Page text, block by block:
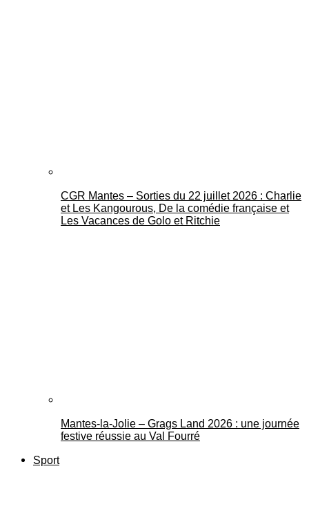
CGR Mantes – Sorties du 22 juillet 2026 : Charlie
et Les Kangourous, De la comédie française et
Les Vacances de Golo et Ritchie
Mantes-la-Jolie – Grags Land 2026 : une journée
festive réussie au Val Fourré
Sport